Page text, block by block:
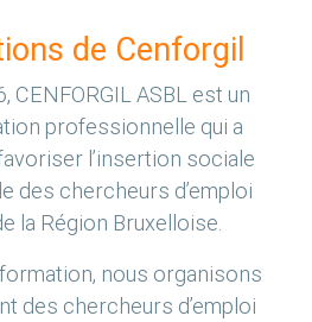
de Cenforgil
CENFORGIL ASBL est un
professionnelle qui a
l’insertion sociale
des chercheurs d’emploi
la Région Bruxelloise.
nous organisons
des chercheurs d’emploi